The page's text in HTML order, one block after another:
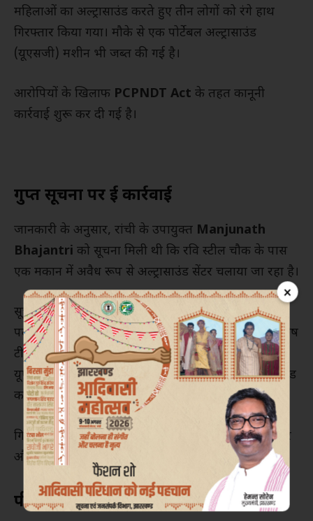
×
महिलाओं का अल्ट्रासाउंड करते हुए तीन लोगों को रंगे हाथ
गिरफ्तार किया गया। मौके से एक पोर्टेबल अल्ट्रासाउंड
(यूएसजी) मशीन भी जब्त की गई है।
आरोपियों के खिलाफ PCPNDT Act के तहत कानूनी
कार्रवाई शुरू कर दी गई है।
गुप्त सूचना पर हुई कार्रवाई
जानकारी के अनुसार, रांची के उपायुक्त Manjunath
Bhajantri को सूचना मिली थी कि रवि स्टील चौक के पास
एक मकान में अवैध रूप से अल्ट्रासाउंड सेंटर चलाया जा रहा है।
सूचना के सत्यापन के बाद सिविल सर्जन सह मुख्य चिकित्सा
पदाधिकारी
Dr. Prabhat Kumarके निर्देश पर एक विशेष
टीम का गठन किया गया। छापेमारी के दौरान टीम ने पोर्टेबल
यूएसजी मशीन के माध्यम से गर्भवती महिलाओं का अल्ट्रासाउंड
करते हुए तीन लोगों को गिरफ्तार किया।
गिरफ्तार आरोपियों की पहचान सुरंजन कुमार, आकाश कुमार
और शीला कुमारी के रूप में हुई है।
पीसीपीएनडीटी एक्ट का उल्लंघन